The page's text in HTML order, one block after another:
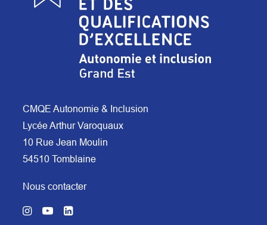
CMQE Autonomie & Inclusion
Lycée Arthur Varoquaux
10 Rue Jean Moulin
54510 Tomblaine
Nous contacter